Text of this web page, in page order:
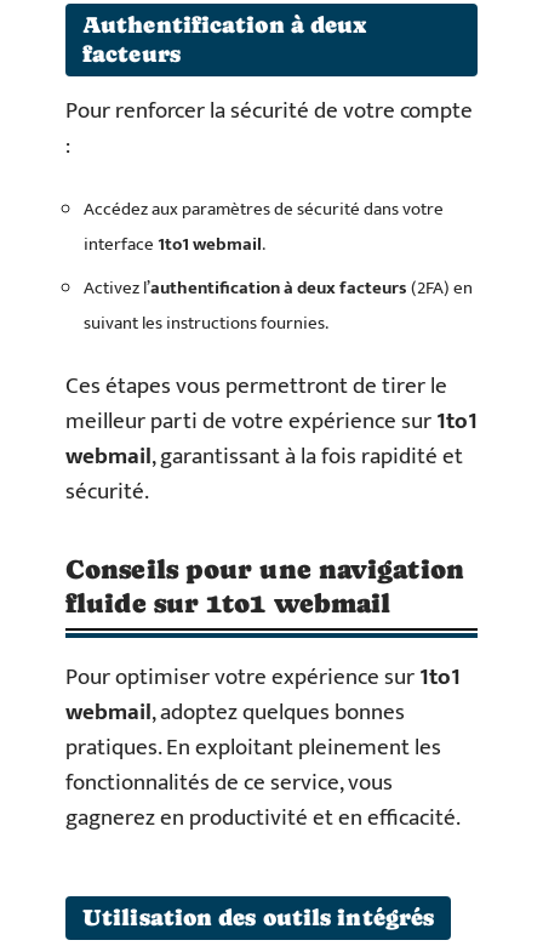
Authentification à deux
facteurs
Pour renforcer la sécurité de votre compte
:
Accédez aux paramètres de sécurité dans votre
interface1to1 webmail.
Activez l’authentification à deux facteurs(2FA) en
suivant les instructions fournies.
Ces étapes vous permettront de tirer le
meilleur parti de votre expérience sur1to1
webmail, garantissant à la fois rapidité et
sécurité.
Conseils pour une navigation
fluide sur 1to1 webmail
Pour optimiser votre expérience sur1to1
webmail, adoptez quelques bonnes
pratiques. En exploitant pleinement les
fonctionnalités de ce service, vous
gagnerez en productivité et en efficacité.
Utilisation des outils intégrés